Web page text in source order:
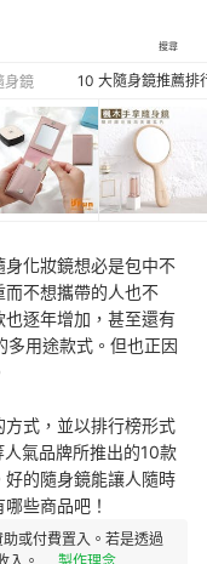
搜尋
身鏡 10 大隨身鏡推薦排
化妝鏡想必是包中不
不想攜帶的人也不
逐年增加，甚至還有
多用途款式。但也正因
式，並以排行榜形式
氣品牌所推出的10款
的隨身鏡能讓人隨時
些商品吧！
或付費置入。若是透過